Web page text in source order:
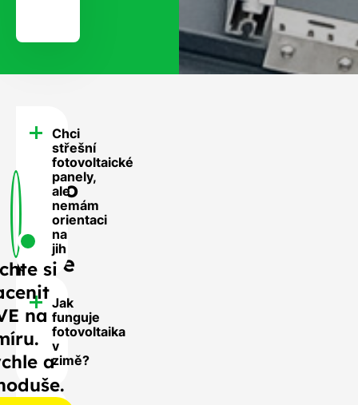
FAQ
-
Často
se
nás
ptáte
Chci
střešní
fotovoltaické
panely,
ale
nemám
orientaci
na
jih
Jak
funguje
fotovoltaika
v
zimě?
si
na
a